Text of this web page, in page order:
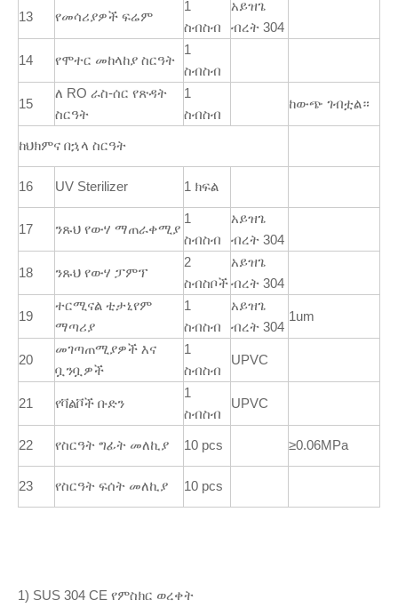
13 የመሳሪያዎች ፍሬም
1
ስብስብ
አይዝጌ
ብረት 304
14 የሞተር መከላከያ ስርዓት
1
ስብስብ
15
ለ RO ራስ-ሰር የጽዳት
ስርዓት
1
ስብስብ
ከውጭ ገብቷል።
ከህክምና በኋላ ስርዓት
16 UV Sterilizer 1 ክፍል
17 ንጹህ የውሃ ማጠራቀሚያ
1
ስብስብ
አይዝጌ
ብረት 304
18 ንጹህ የውሃ ፓምፕ
2
ስብስቦች
አይዝጌ
ብረት 304
19
ተርሚናል ቲታኒየም
ማጣሪያ
1
ስብስብ
አይዝጌ
ብረት 304
1um
20
መገጣጠሚያዎች እና
ቧንቧዎች
1
ስብስብ
UPVC
21 የቫልቮች ቡድን
1
ስብስብ
UPVC
22 የስርዓት ግፊት መለኪያ 10 pcs ≥0.06MPa
23 የስርዓት ፍሰት መለኪያ 10 pcs
1) SUS 304 CE የምስክር ወረቀት